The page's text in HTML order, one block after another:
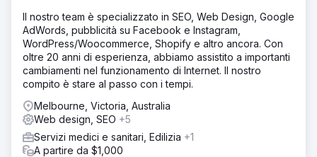
Suggerendo un nuovo sito, abbiamo mostrato il valore di
Blendtec Australia attraverso una navigazione
personalizzata, evidenziando "Vedi la differenza
Blendtec", Ricette, Cosa posso fare, Blending 101 e
Domande frequenti. Ottimizzando la SEO, abbiamo
migliorato la notorietà del marchio online e la reperibilità
rispetto alla concorrenza.
Risultato
Realizzato un sito di e-commerce intuitivo per Blendtec
Australia: promozioni facili, aggiornamenti rapidi, tempi di
Il nostro team è specializzato in SEO, Web Design, Google
AdWords, pubblicità su Facebook e Instagram,
WordPress/Woocommerce, Shopify e altro ancora. Con
oltre 20 anni di esperienza, abbiamo assistito a importanti
cambiamenti nel funzionamento di Internet. Il nostro
compito è stare al passo con i tempi.
Melbourne, Victoria, Australia
Web design, SEO +5
Servizi medici e sanitari, Edilizia +1
A partire da $1,000